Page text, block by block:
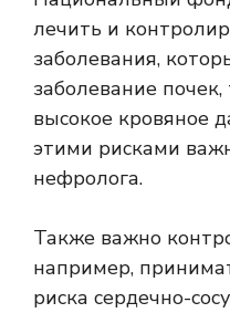
лечить и
заболевания,
заболевание
высокое кровяное
этими рисками
нефролога.
Также важно
например,
риска сердечно-